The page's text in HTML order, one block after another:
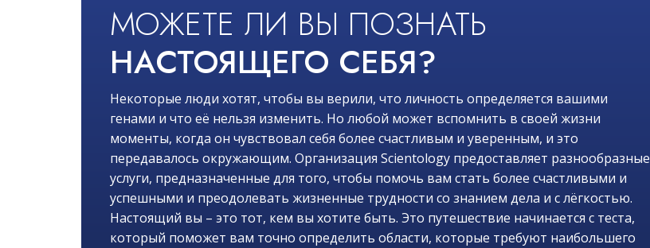
МОЖЕТЕ ЛИ ВЫ ПОЗНАТЬ
НАСТОЯЩЕГО СЕБЯ?
Некоторые люди хотят, чтобы вы верили, что личность определяется вашими
генами и что её нельзя изменить. Но любой может вспомнить в своей жизни
моменты, когда он чувствовал себя более счастливым и уверенным, и это
передавалось окружающим. Организация Scientology предоставляет разнообразные
услуги, предназначенные для того, чтобы помочь вам стать более счастливыми и
успешными и преодолевать жизненные трудности со знанием дела и с лёгкостью.
Настоящий вы – это тот, кем вы хотите быть. Это путешествие начинается с теста,
который поможет вам точно определить области, которые требуют наибольшего